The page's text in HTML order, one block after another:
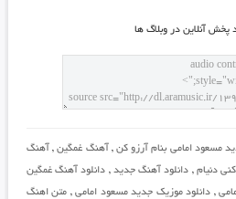
پخش آنلاين در وبلاگ ها
مسعود امامی بنام آرزو کن , آهنگ غمگین, آهنگ
دنیام , دانلود آهنگ جدید , دانلود آهنگ غمگین
, دانلود موزیک جدید مسعود امامی, متن اهنگ